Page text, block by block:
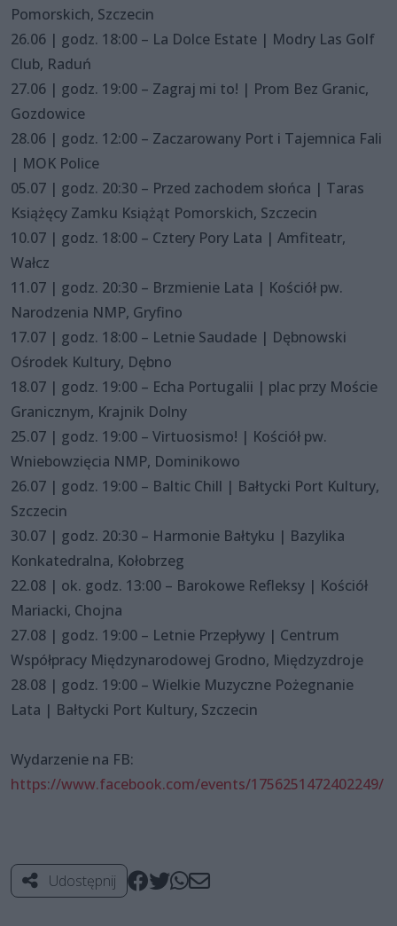
Pomorskich, Szczecin
26.06 | godz. 18:00 – La Dolce Estate | Modry Las Golf
Club, Raduń
27.06 | godz. 19:00 – Zagraj mi to! | Prom Bez Granic,
Gozdowice
28.06 | godz. 12:00 – Zaczarowany Port i Tajemnica Fali
| MOK Police
05.07 | godz. 20:30 – Przed zachodem słońca | Taras
Książęcy Zamku Książąt Pomorskich, Szczecin
10.07 | godz. 18:00 – Cztery Pory Lata | Amfiteatr,
Wałcz
11.07 | godz. 20:30 – Brzmienie Lata | Kościół pw.
Narodzenia NMP, Gryfino
17.07 | godz. 18:00 – Letnie Saudade | Dębnowski
Ośrodek Kultury, Dębno
18.07 | godz. 19:00 – Echa Portugalii | plac przy Moście
Granicznym, Krajnik Dolny
25.07 | godz. 19:00 – Virtuosismo! | Kościół pw.
Wniebowzięcia NMP, Dominikowo
26.07 | godz. 19:00 – Baltic Chill | Bałtycki Port Kultury,
Szczecin
30.07 | godz. 20:30 – Harmonie Bałtyku | Bazylika
Konkatedralna, Kołobrzeg
22.08 | ok. godz. 13:00 – Barokowe Refleksy | Kościół
Mariacki, Chojna
27.08 | godz. 19:00 – Letnie Przepływy | Centrum
Współpracy Międzynarodowej Grodno, Międzyzdroje
28.08 | godz. 19:00 – Wielkie Muzyczne Pożegnanie
Lata | Bałtycki Port Kultury, Szczecin
Wydarzenie na FB:
https://www.facebook.com/events/1756251472402249/
Udostępnij